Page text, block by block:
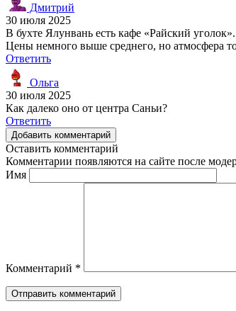
Дмитрий
30 июля 2025
В бухте Ялунвань есть кафе «Райский
Цены немного выше среднего, но атмосфера
Ответить
Ольга
30 июля 2025
Как далеко оно от центра Саньи?
Ответить
Добавить комментарий
Оставить комментарий
Комментарии появляются на сайте после
Имя
Комментарий *